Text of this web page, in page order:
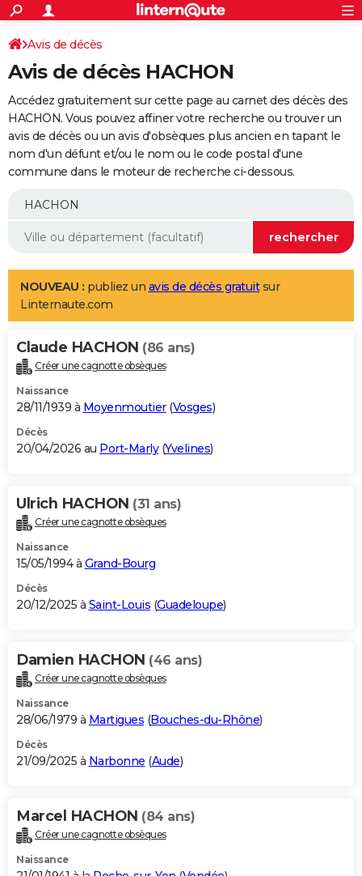
ACTUALITÉS
Politique
Société
Faits Divers
Education
Monde
Villes
+
SPORT
Coupe du monde 2026
Football
Tennis
Cyclisme
Rugby
Forum
Programme TV
TNT
Streaming
Cinéma
Sorties cinéma
Musique
+
FINANCE
Retraite
Epargne
Immobilier
Risques naturels par ville
Banque
Assurance
AUTO
Essais
Réserver un essai
Citadines
Berlines
SUV
Forum auto
+
Mobiles
Meilleur smartphone
Internet
Ordinateurs
Jeux vidéo
Guide high-tech
Aménagement intérieur
LIFESTYLE
Art de vivre
Bien-être
Loisirs
Mode
Modes de vie
Alimentation
Guide de la santé
Maladies
Médicaments
Sommeil
VOYAGE
Destinations
City break
Voyage nature
Voyage de noces
Forum
Climat
+PHOTO
GUIDES D'ACHAT
BONS PLANS
Carte de Noël
Carte Bonne année
Carte Saint-Valentin
Carte Pâques
Carte d'anniversaire
DICTIONNAIRE
Dictionnaire
Biographies
Citations
Expressions
Proverbes
PROGRAMME TV
S'inscrire
Se connecter
Lycées
Collèges
Primaires
Universités
Entreprises
Service militaire
Avis de recherche
AVIS DE DÉCÈS
Bricolage
Lifestyle
Culture
Sport
Auto
Television
Voyage
Cinema
Avis de décès
Avis de décès HACHON
Accédez gratuitement sur cette page au carnet des décès des
HACHON. Vous pouvez affiner votre recherche ou trouver un
avis de décès ou un avis d'obsèques plus ancien en tapant le
nom d'un défunt et/ou le nom ou le code postal d'une
commune dans le moteur de recherche ci-dessous.
NOUVEAU : publiez un avis de décès gratuitsur
Linternaute.com
Claude HACHON (86 ans)
Créer une cagnotte obsèques
Naissance
28/11/1939 à Moyenmoutier(Vosges)
Décès
20/04/2026 au Port-Marly(Yvelines)
Ulrich HACHON (31 ans)
Créer une cagnotte obsèques
Naissance
15/05/1994 à Grand-Bourg
Décès
20/12/2025 à Saint-Louis (Guadeloupe)
Damien HACHON (46 ans)
Créer une cagnotte obsèques
Naissance
28/06/1979 à Martigues (Bouches-du-Rhône)
Décès
21/09/2025 à Narbonne (Aude)
Marcel HACHON (84 ans)
Créer une cagnotte obsèques
Naissance